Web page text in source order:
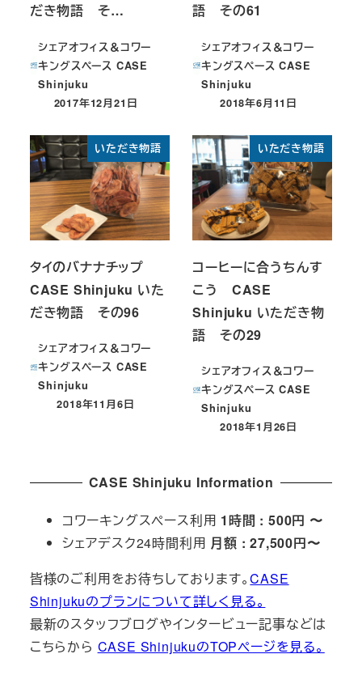
だき物語 そ…
シェアオフィス＆コワー
キングスペース CASE
Shinjuku
投稿日
2017年12月21日
語 その61
シェアオフィス＆コワー
キングスペース CASE
Shinjuku
投稿日
2018年6月11日
いただき物語
タイのバナナチップ
CASE Shinjuku いた
だき物語 その96
シェアオフィス＆コワー
キングスペース CASE
Shinjuku
投稿日
2018年11月6日
いただき物語
コーヒーに合うちんす
こう CASE
Shinjuku いただき物
語 その29
シェアオフィス＆コワー
キングスペース CASE
Shinjuku
投稿日
2018年1月26日
CASE Shinjuku Information
コワーキングスペース利用 1時間 : 500円 〜
シェアデスク24時間利用 月額 : 27,500円〜
皆様のご利用をお待ちしております。CASE
Shinjukuのプランについて詳しく見る。
最新のスタッフブログやインタービュー記事などは
こちらから CASE ShinjukuのTOPページを見る。